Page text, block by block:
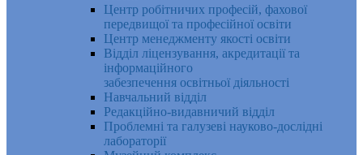
Центр робітничих професій, фахової
передвищої та професійної освіти
Центр менеджменту якості освіти
Відділ ліцензування, акредитації та
інформаційного
забезпечення освітньої діяльності
Навчальний відділ
Редакційно-видавничий відділ
Проблемні та галузеві науково-дослідні
лабораторії